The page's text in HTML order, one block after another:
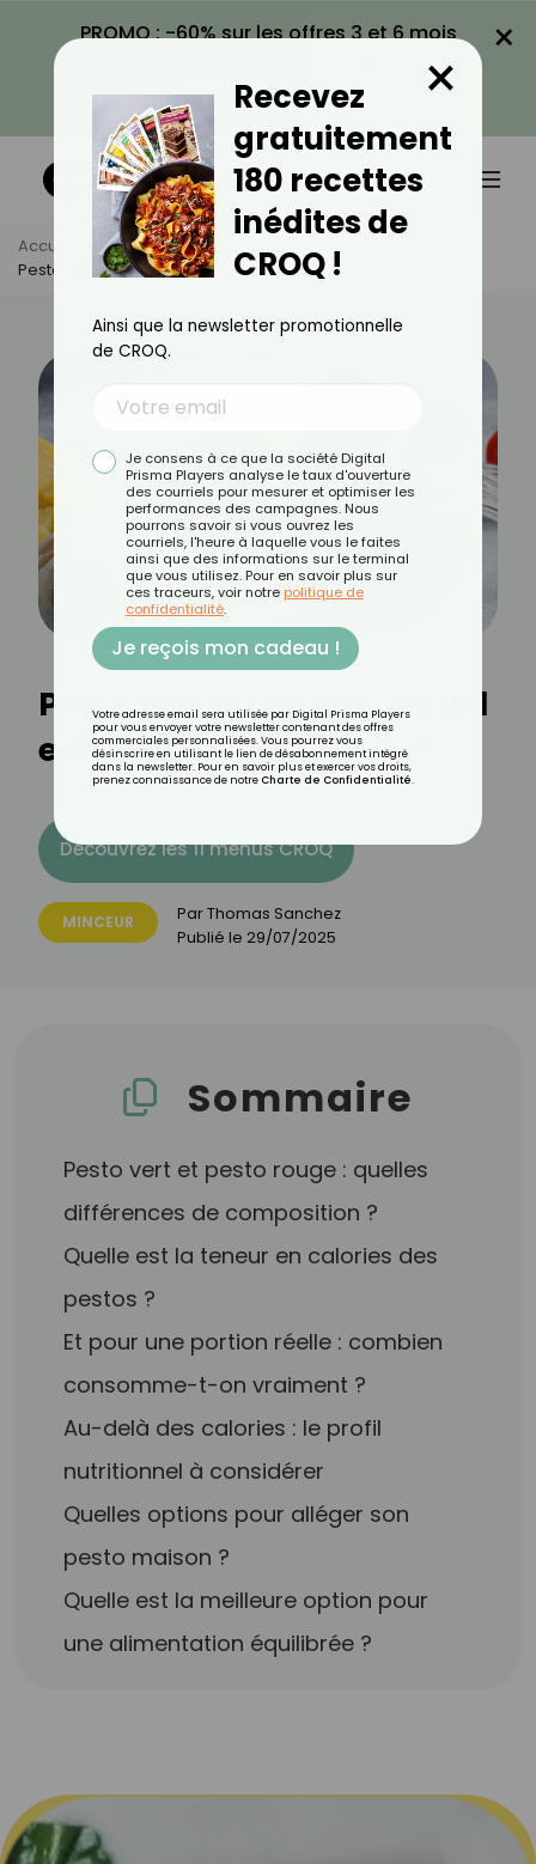
PROMO : -60% sur les offres 3 et 6 mois
VOIR LA PROMO
×
Accueil Actus
Minceur
Pesto Vert Ou Rouge : Lequel Est Le Moins Calorique ?
Pesto vert ou rouge : lequel
est le moins calorique ?
Découvrez les 11 menus CROQ
MINCEUR ParThomas Sanchez
Publié le 29/07/2025
Sommaire
Pesto vert et pesto rouge : quelles
différences de composition ?
Quelle est la teneur en calories des
pestos ?
Et pour une portion réelle : combien
consomme-t-on vraiment ?
Au-delà des calories : le profil
nutritionnel à considérer
Quelles options pour alléger son
pesto maison ?
Quelle est la meilleure option pour
une alimentation équilibrée ?
Recevez
gratuitement
180 recettes
inédites de
CROQ !
×
Ainsi que la newsletter promotionnelle
de CROQ.
Je consens à ce que la société Digital
Prisma Players analyse le taux d'ouverture
des courriels pour mesurer et optimiser les
performances des campagnes. Nous
pourrons savoir si vous ouvrez les
courriels, l'heure à laquelle vous le faites
ainsi que des informations sur le terminal
que vous utilisez. Pour en savoir plus sur
ces traceurs, voir notre politique de
confidentialité.
Je reçois mon cadeau !
Votre adresse email sera utilisée par Digital Prisma Players
pour vous envoyer votre newsletter contenant des offres
commerciales personnalisées. Vous pourrez vous
désinscrire en utilisant le lien de désabonnement intégré
dans la newsletter. Pour en savoir plus et exercer vos droits,
prenez connaissance de notre Charte de Confidentialité.